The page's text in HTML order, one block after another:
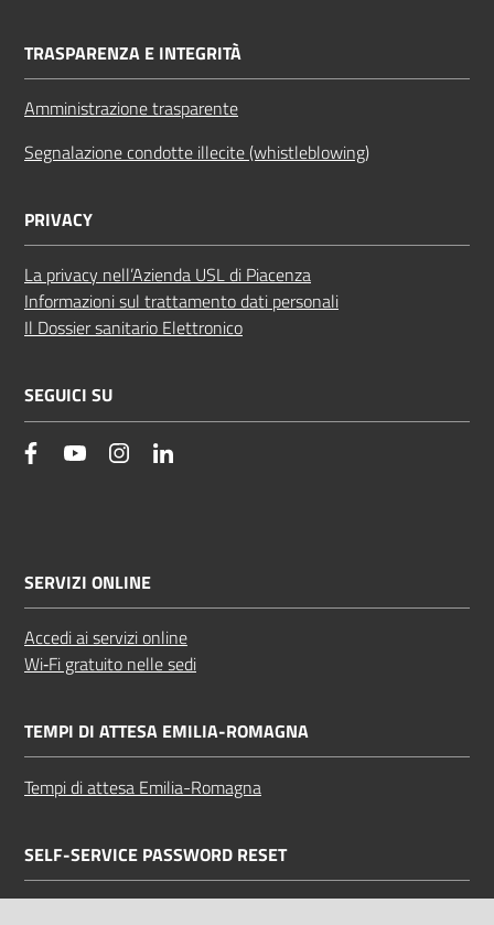
TRASPARENZA E INTEGRITÀ
Amministrazione trasparente
Segnalazione condotte illecite (whistleblowing)
PRIVACY
La privacy nell’Azienda USL di Piacenza
Informazioni sul trattamento dati personali
Il Dossier sanitario Elettronico
SEGUICI SU
facebookYouTube Instagram
SERVIZI ONLINE
Accedi ai servizi online
Wi‑Fi gratuito nelle sedi
TEMPI DI ATTESA EMILIA-ROMAGNA
Tempi di attesa Emilia-Romagna
SELF-SERVICE PASSWORD RESET